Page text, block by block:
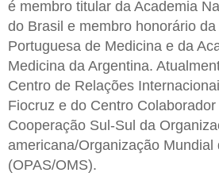
é membro titular da Academia
do Brasil e membro honorário da
Portuguesa de Medicina e da
Medicina da Argentina.
Centro de Relações
Fiocruz e do Centro
Cooperação Sul-Sul da
americana/Organização Mundial
(OPAS/OMS).